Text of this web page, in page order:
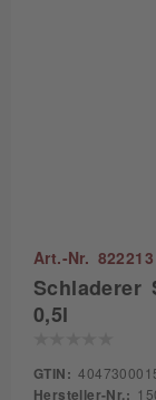
Art.-Nr. 822213
Schladerer
0,5l
GTIN:
Hersteller-Nr.: